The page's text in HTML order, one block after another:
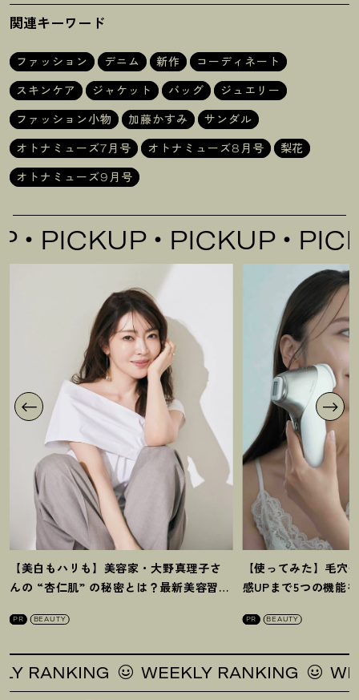
3選
デが吉！
関連キーワード
ファッション デニム 新作
コーディネート
スキンケア
ジャケット バッグ
ジュエリー
ファッション小物
加藤かすみ
サンダル
オトナミューズ7月号
オトナミューズ8月号
梨花
オトナミューズ9月号
PICKUP PICKUP
【美白もハリも】美容家・大野真理子さ
んの “杏仁肌” の秘密とは ？ 最新美容習慣
PR BEAUTY
【使ってみた】毛穴
感UPまで5つの機能
PR BEAUTY
WEEKLY RANKING